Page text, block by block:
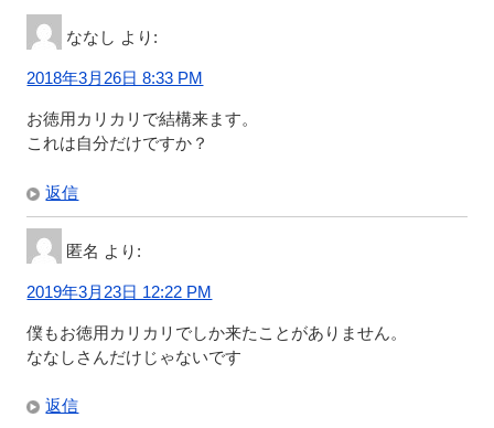
ななし より:
2018年3月26日 8:33 PM
お徳用カリカリで結構来ます。
これは自分だけですか？
返信
匿名 より:
2019年3月23日 12:22 PM
僕もお徳用カリカリでしか来たことがありません。
ななしさんだけじゃないです
返信